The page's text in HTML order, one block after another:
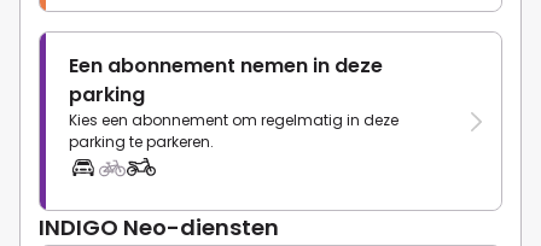
Een abonnement nemen in deze
parking
Kies een abonnement om regelmatig in deze
parking te parkeren.
INDIGO Neo-diensten